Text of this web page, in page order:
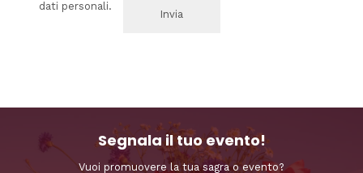
dati personali.
Segnala il tuo evento!
Vuoi promuovere la tua sagra o evento?